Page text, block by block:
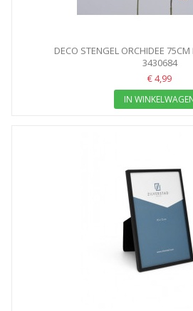
DECO STENGEL ORCHIDEE
3430684
€ 4,99
IN